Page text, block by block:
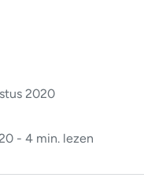
2020
- 4 min. lezen